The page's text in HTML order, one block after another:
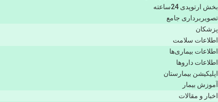
بخش ارتوپدی 24ساعته
تصویربرداری جامع
پزشكان
اطلاعات سلامت
اطلاعات بیماری‌ها
اطلاعات دارو‌ها
اپليكيشن بيمارستان
آموزش بیمار
اخبار و مقالات